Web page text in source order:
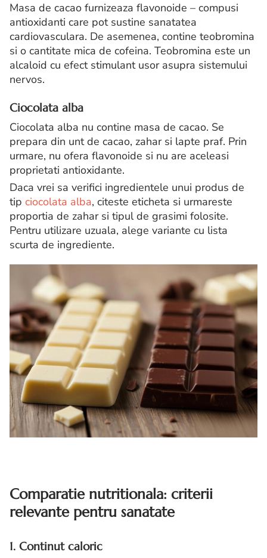
Masa de cacao furnizeaza flavonoide – compusi
antioxidanti care pot sustine sanatatea
cardiovasculara. De asemenea, contine teobromina
si o cantitate mica de cofeina. Teobromina este un
alcaloid cu efect stimulant usor asupra sistemului
nervos.
Ciocolata alba
Ciocolata alba nu contine masa de cacao. Se
prepara din unt de cacao, zahar si lapte praf. Prin
urmare, nu ofera flavonoide si nu are aceleasi
proprietati antioxidante.
Daca vrei sa verifici ingredientele unui produs de
tip ciocolata alba, citeste eticheta si urmareste
proportia de zahar si tipul de grasimi folosite.
Pentru utilizare uzuala, alege variante cu lista
scurta de ingrediente.
Comparatie nutritionala: criterii
relevante pentru sanatate
1. Continut caloric